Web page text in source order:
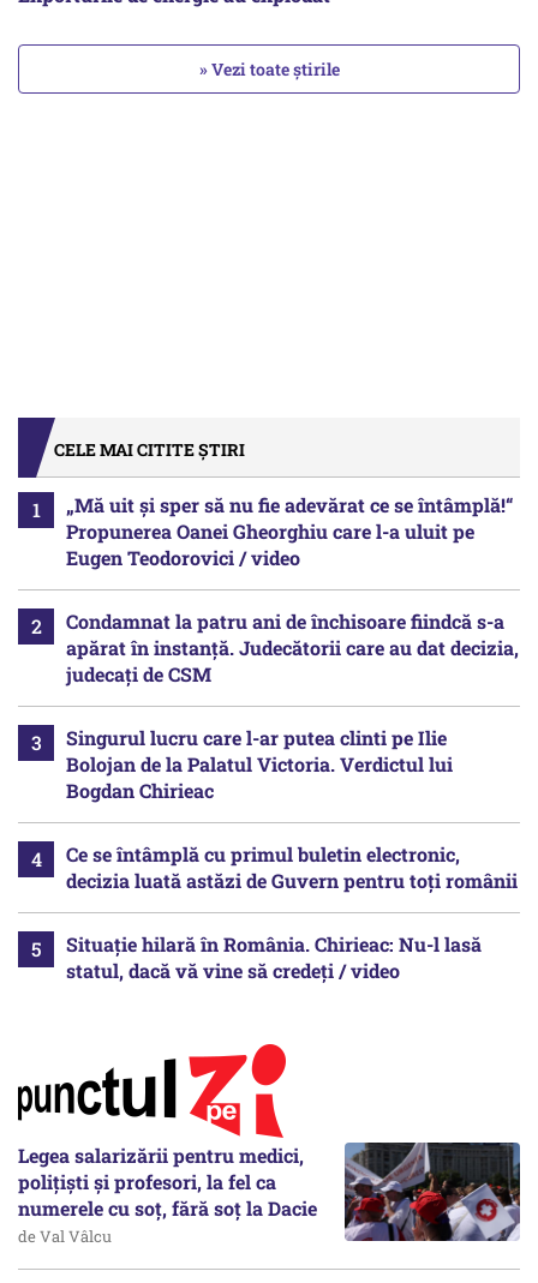
» Vezi toate știrile
CELE MAI CITITE ȘTIRI
„Mă uit și sper să nu fie adevărat ce se întâmplă!“
Propunerea Oanei Gheorghiu care l-a uluit pe
Eugen Teodorovici / video
Condamnat la patru ani de închisoare fiindcă s-a
apărat în instanță. Judecătorii care au dat decizia,
judecați de CSM
Singurul lucru care l-ar putea clinti pe Ilie
Bolojan de la Palatul Victoria. Verdictul lui
Bogdan Chirieac
Ce se întâmplă cu primul buletin electronic,
decizia luată astăzi de Guvern pentru toți românii
Situație hilară în România. Chirieac: Nu-l lasă
statul, dacă vă vine să credeți / video
Legea salarizării pentru medici,
polițiști și profesori, la fel ca
numerele cu soț, fără soț la Dacie
de Val Vâlcu